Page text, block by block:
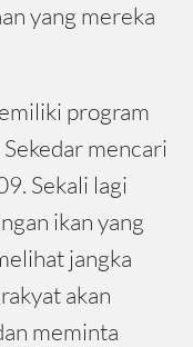
yang mereka
program
mencari
Sekali lagi
ikan yang
jangka
akan
meminta